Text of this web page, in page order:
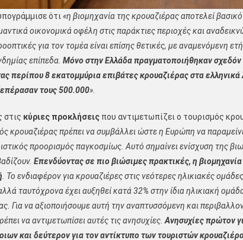
ότι«η βιομηχανία της κρουαζιέραςαποτελεί
οικονομικά οφέλη στις παράκτιες περιοχές και
για τον τομέα είναι επίσης θετικές, με αναμενόμενη
επίπεδα. Μόνο στην Ελλάδα πραγματοποιήθηκαν σχεδόν
περίπου 8 εκατομμύρια επιβάτες κρουαζιέρας στα
τους 500.000».
στις κύριες προκλήσεις που αντιμετωπίζει ο τουρισμός
κρουαζιέρας πρέπει να συμβάλλει ώστε η Ευρώπη να
προορισμός παγκοσμίως. Αυτό σημαίνει ενίσχυση της
Επενδύοντας σε πιο βιώσιμες πρακτικές, η
. Το ενδιαφέρον για κρουαζιέρες στις νεότερες ηλικιακές
ταυτόχρονα έχει αυξηθεί κατά 32% στην ίδια ηλικιακή
Για να αξιοποιήσουμε αυτή την αναπτυσσόμενη και
να αντιμετωπίσει αυτές τις ανησυχίες.Ανησυχίες πρώτον
και δεύτερονγιατον αντίκτυπο των τουριστών